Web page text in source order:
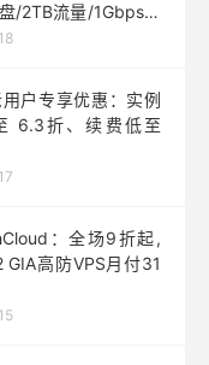
/2TB流量/1Gbps端
户专享优惠：实例
6.3折、续费低至
：全场9折起,
GIA高防VPS月付31